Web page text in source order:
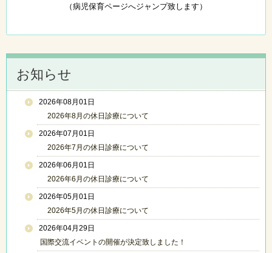
（病児保育ページへジャンプ致します）
お知らせ
2026年08月01日
2026年8月の休日診療について
2026年07月01日
2026年7月の休日診療について
2026年06月01日
2026年6月の休日診療について
2026年05月01日
2026年5月の休日診療について
2026年04月29日
国際交流イベントの開催が決定致しました！